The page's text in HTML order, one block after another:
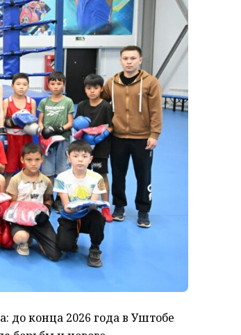
до конца 2026 года в Уштобе